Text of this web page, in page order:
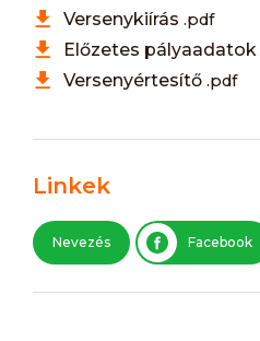
Versenykiírás .pdf
Előzetes pályaadatok
Versenyértesítő .pdf
Linkek
Nevezés Facebook